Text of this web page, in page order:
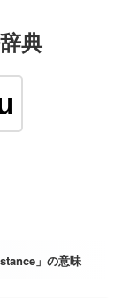
典
」の意味